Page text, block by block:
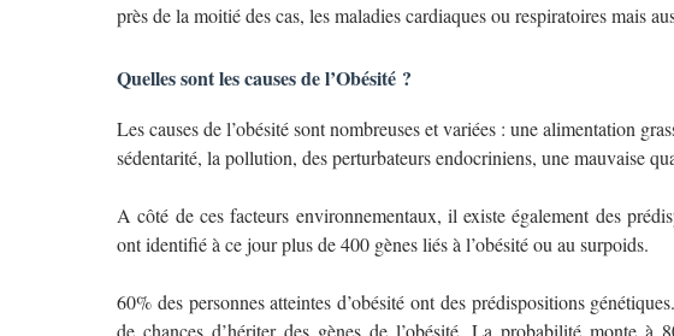
près de la moitié des cas, les maladies cardiaques ou respiratoires mais
Quelles sont les causes de l’Obésité ?
Les causes de l’obésité sont nombreuses et variées : une alimentation
sédentarité, la pollution, des perturbateurs endocriniens, une mauvaise
A côté de ces facteurs environnementaux, il existe également des
ont identifié à ce jour plus de 400 gènes liés à l’obésité ou au surpoids.
60% des personnes atteintes d’obésité ont des prédispositions
de chances d’hériter des gènes de l’obésité. La probabilité monte à